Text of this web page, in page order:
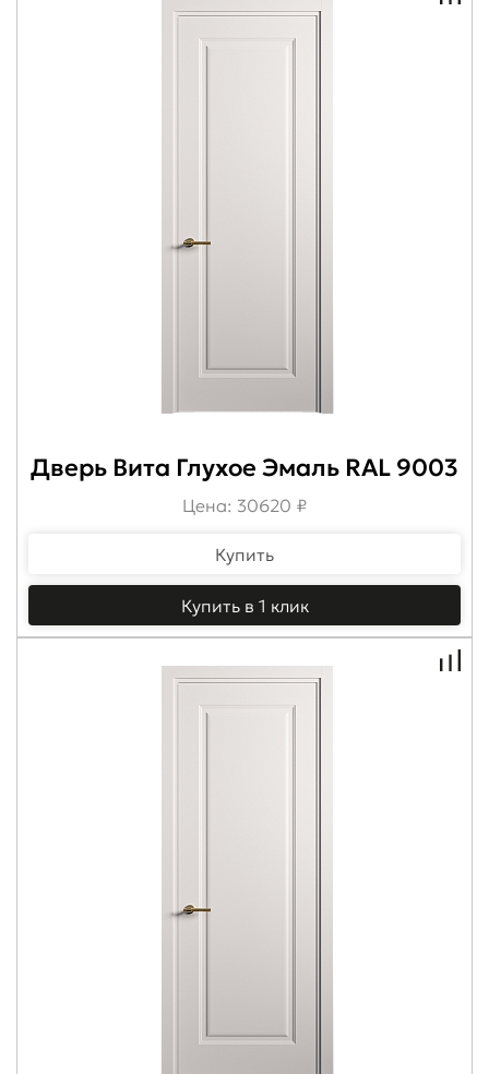
Дверь Вита Глухое Эмаль RAL 9003
Цена: 30620 ₽
Купить
Купить в 1 клик